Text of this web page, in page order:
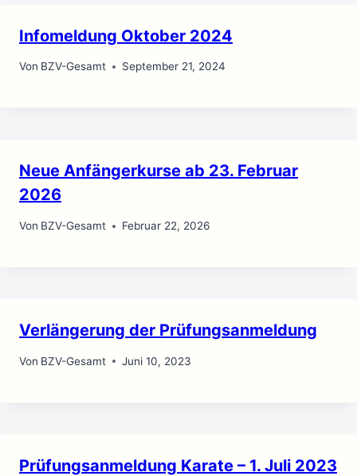
Infomeldung Oktober 2024
Von BZV-Gesamt September 21, 2024
Neue Anfängerkurse ab 23. Februar
2026
Von BZV-Gesamt Februar 22, 2026
Verlängerung der Prüfungsanmeldung
Von BZV-Gesamt Juni 10, 2023
Prüfungsanmeldung Karate – 1. Juli 2023